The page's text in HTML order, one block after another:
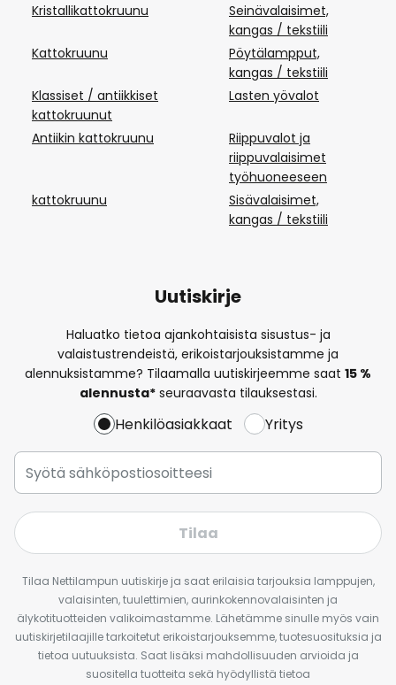
Kristallikattokruunu
Seinävalaisimet,
kangas / tekstiili
Kattokruunu
Pöytälampput,
kangas / tekstiili
Klassiset / antiikkiset
kattokruunut
Lasten yövalot
Antiikin kattokruunu
Riippuvalot ja
riippuvalaisimet
työhuoneeseen
kattokruunu
Sisävalaisimet,
kangas / tekstiili
Uutiskirje
Haluatko tietoa ajankohtaisista sisustus- ja
valaistustrendeistä, erikoistarjouksistamme ja
alennuksistamme? Tilaamalla uutiskirjeemme saat 15 %
alennusta*seuraavasta tilauksestasi.
Henkilöasiakkaat Yritys
Tilaa
Tilaa Nettilampun uutiskirje ja saat erilaisia tarjouksia lamppujen,
valaisinten, tuulettimien, aurinkokennovalaisinten ja
älykotituotteiden valikoimastamme. Lähetämme sinulle myös vain
uutiskirjetilaajille tarkoitetut erikoistarjouksemme, tuotesuosituksia ja
tietoa uutuuksista. Saat lisäksi mahdollisuuden arvioida ja
suositella tuotteita sekä hyödyllistä tietoa